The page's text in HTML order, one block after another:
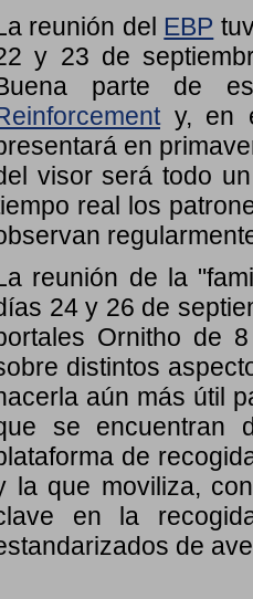
reunión del EBP
y 23 de
parte de
y, en
en
visor será todo
real los
reunión de la
24 y 26 de
Ornitho de
distintos
aún más útil
se encuentran
de
la que moviliza,
en la
de